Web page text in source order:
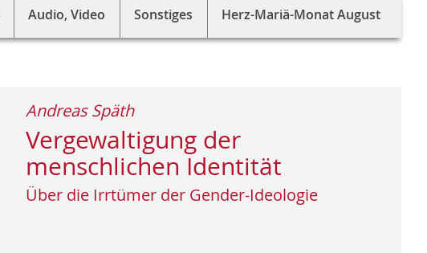
Audio, Video Sonstiges Herz-Mariä-Monat August
Vergewaltigung der
menschlichen Identität
Über die Irrtümer der Gender-Ideologie
Andreas Späth